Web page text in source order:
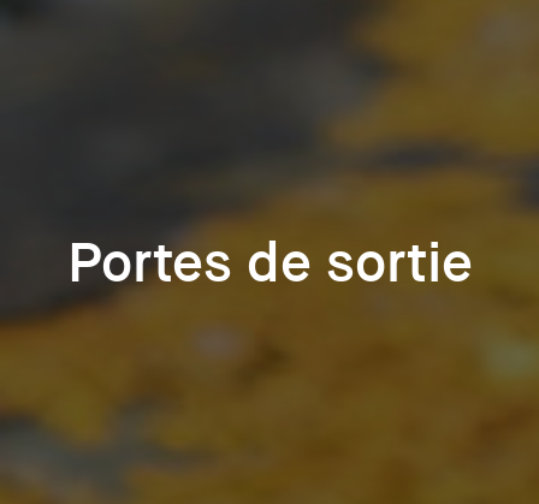
Portes de sortie